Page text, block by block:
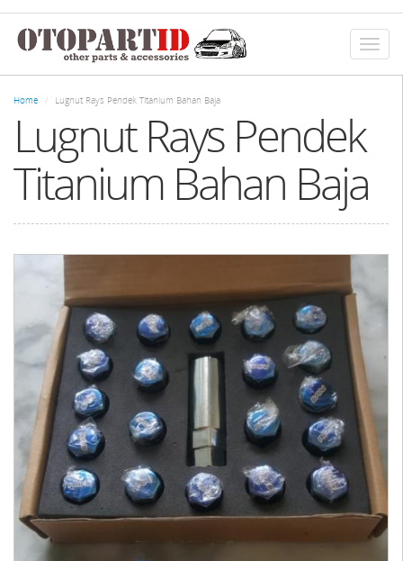
main
content
Toggle
Home Lugnut Rays Pendek Titanium Bahan Baja
Lugnut Rays Pendek
Titanium Bahan Baja